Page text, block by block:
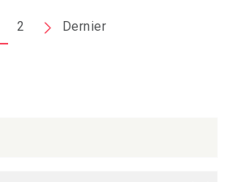
2
PageDernier